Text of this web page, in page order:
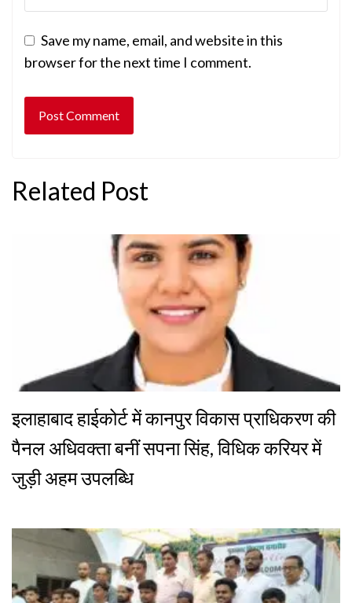
Save my name, email, and website in this
browser for the next time I comment.
Related Post
इलाहाबाद हाईकोर्ट में कानपुर विकास प्राधिकरण की
पैनल अधिवक्ता बनीं सपना सिंह, विधिक करियर में
जुड़ी अहम उपलब्धि